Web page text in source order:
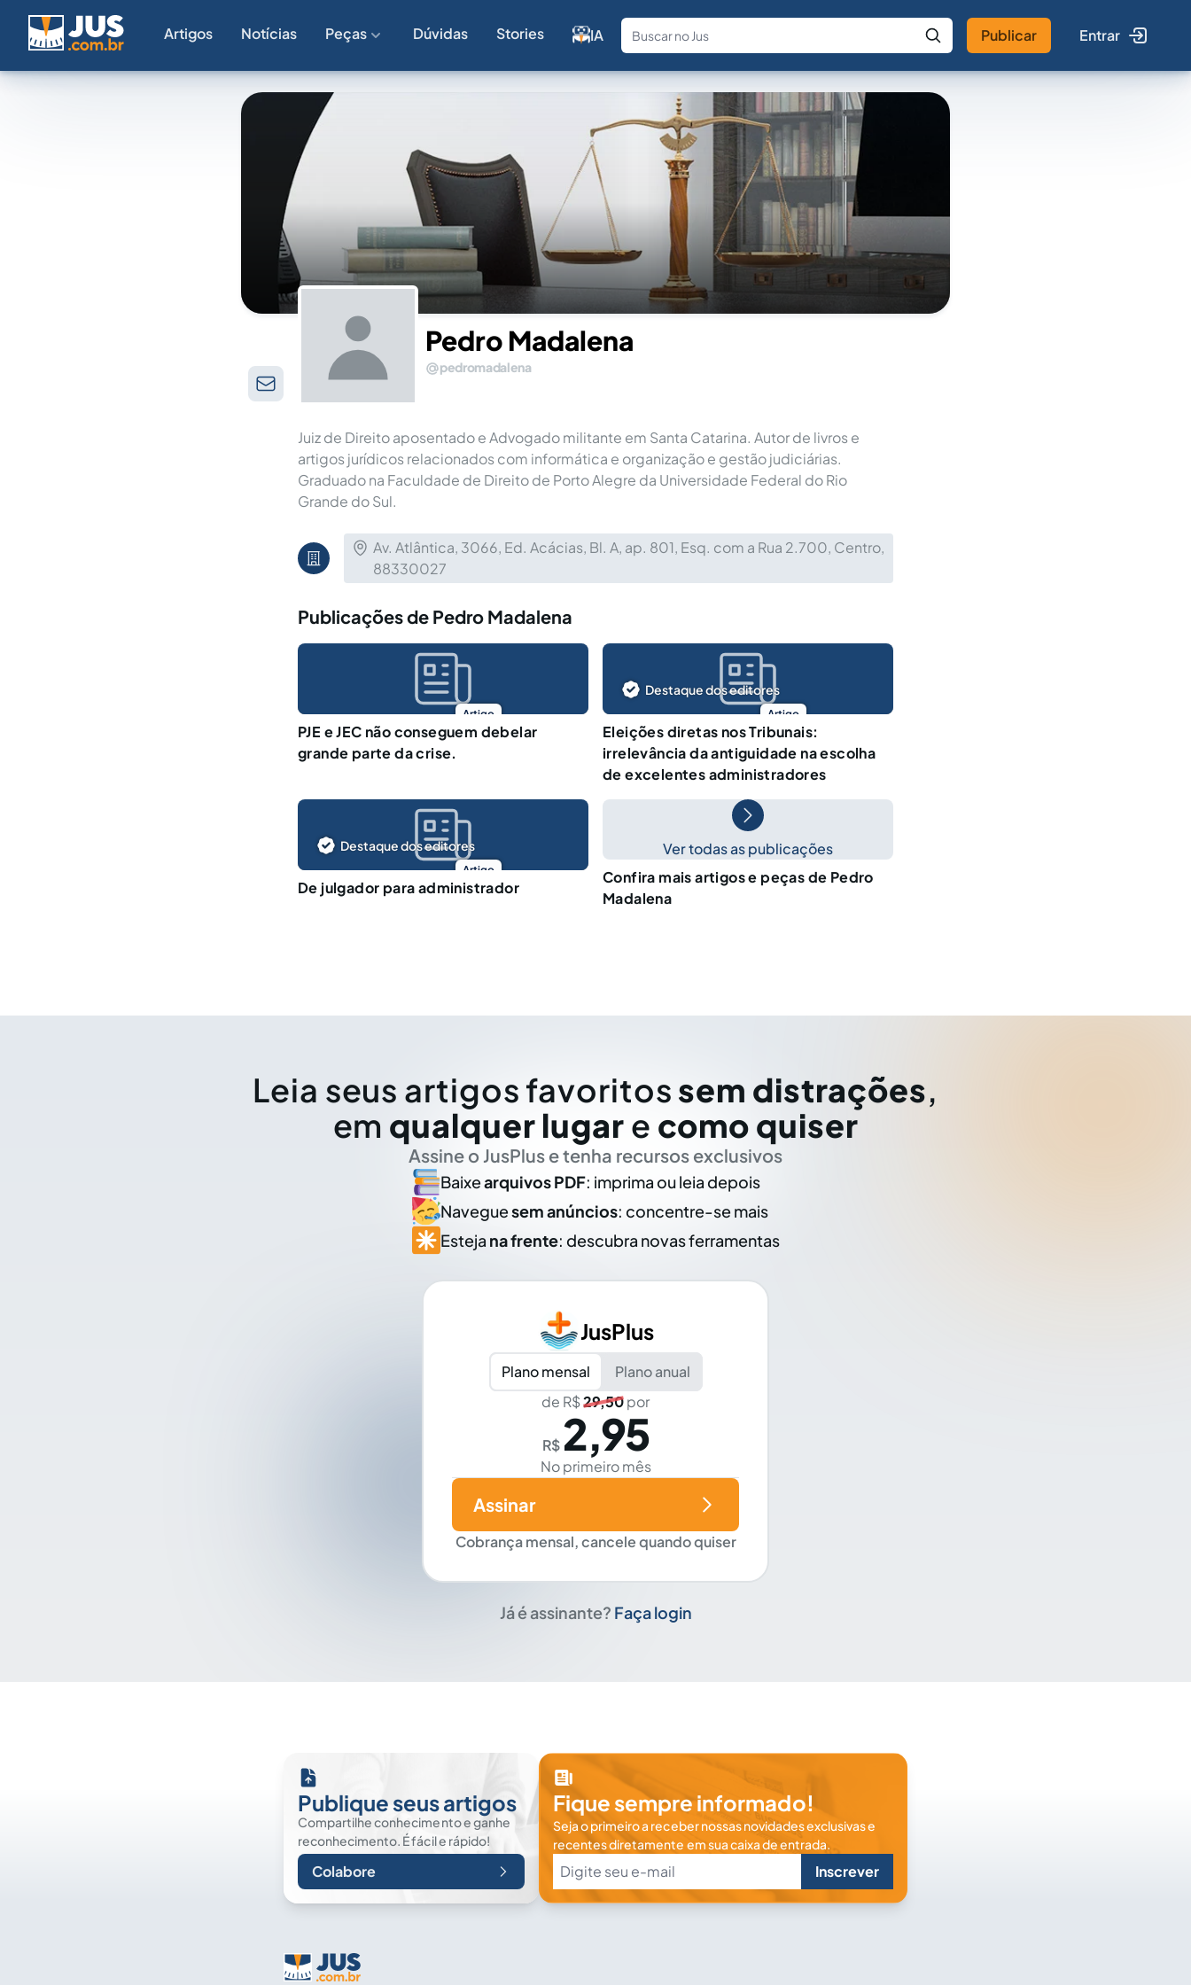
Artigos Notícias Peças Dúvidas Stories IA
Fale com a IA Buscar no Jus
Publicar Entrar
Pedro Madalena
pedromadalena
Juiz de Direito aposentado e Advogado militante em Santa Catarina. Autor de livros e
artigos jurídicos relacionados com informática e organização e gestão judiciárias.
Graduado na Faculdade de Direito de Porto Alegre da Universidade Federal do Rio
Grande do Sul.
Av. Atlântica, 3066, Ed. Acácias, Bl. A, ap. 801, Esq. com a Rua 2.700, Centro,
88330027
Publicações de Pedro Madalena
Artigo
PJE e JEC não conseguem debelar
grande parte da crise.
Artigo
Destaque dos editores
Eleições diretas nos Tribunais:
irrelevância da antiguidade na escolha
de excelentes administradores
Artigo
Destaque dos editores
De julgador para administrador
Ver todas as publicações
Confira mais artigos e peças de Pedro
Madalena
Leia seus artigos favoritos sem distrações,
em qualquer lugar e como quiser
Assine o JusPlus e tenha recursos exclusivos
Baixearquivos PDF: imprima ou leia depois
Naveguesem anúncios: concentre-se mais
Esteja na frente: descubra novas ferramentas
JusPlus
Plano mensal
Plano anual
de R$29,50por
R$ 2,95
No primeiro mês
Cobrança mensal, cancele quando quiser
Assinar
Já é assinante? Faça login
Publique seus artigos
Compartilhe conhecimento e ganhe
reconhecimento. É fácil e rápido!
Colabore
Fique sempre informado!
Seja o primeiro a receber nossas novidades exclusivas e
recentes diretamente em sua caixa de entrada.
Inscrever